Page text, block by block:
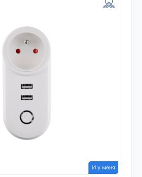
И у меня